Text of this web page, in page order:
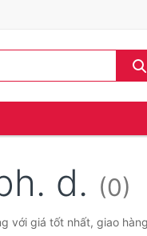
d. (0)
với giá tốt nhất, giao